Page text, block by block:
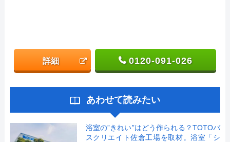
詳細 0120-091-026
あわせて読みたい
浴室の”きれい”はどう作られる？TOTOバ
スクリエイト佐倉工場を取材。浴室「シ